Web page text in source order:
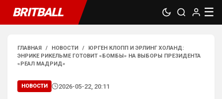
BRITBALL ☰
ГЛАВНАЯ / НОВОСТИ /
ЮРГЕН КЛОПП И ЭРЛИНГ ХОЛАНД:
ЭНРИКЕ РИКЕЛЬМЕ ГОТОВИТ «БОМБЫ» НА ВЫБОРЫ ПРЕЗИДЕНТА
«РЕАЛ МАДРИД»
НОВОСТИ 2026-05-22, 20:11